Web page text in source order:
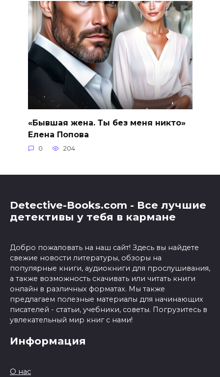
«Бывшая жена. Ты без меня никто»
Елена Попова
0 204
Detective-Books.com - Все лучшие
детективы у тебя в кармане
Добро пожаловать на наш сайт! Здесь вы найдете
свежие новости литературы, обзоры на
популярные книги, аудиокниги для прослушивания,
а также возможность скачивать или читать книги
онлайн в различных форматах. Мы также
предлагаем полезные материалы для начинающих
писателей - статьи, учебники, советы. Погрузитесь в
увлекательный мир книг с нами!
Информация
О нас